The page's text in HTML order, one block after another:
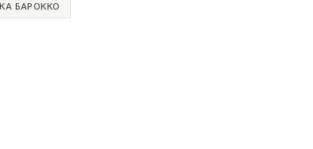
БАРОККО